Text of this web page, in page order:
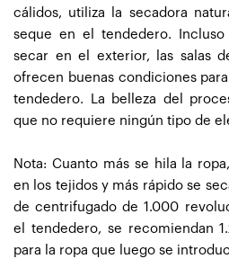
cálidos, utiliza la secadora
seque en el tendedero.
secar en el exterior, las salas
ofrecen buenas condiciones
tendedero. La belleza del
que no requiere ningún tipo de
Nota: Cuanto más se hila la
en los tejidos y más rápido se
de centrifugado de 1.000
el tendedero, se recomiendan
para la ropa que luego se